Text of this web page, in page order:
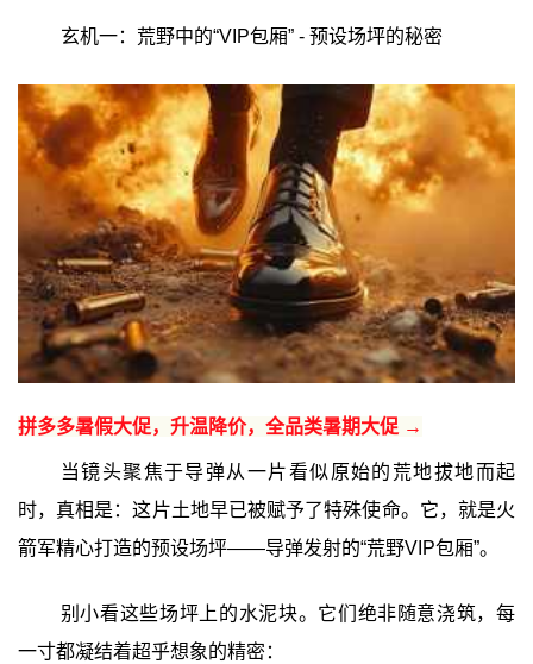
玄机一：荒野中的“VIP包厢” - 预设场坪的秘密
拼多多暑假大促，升温降价，全品类暑期大促 →
当镜头聚焦于导弹从一片看似原始的荒地拔地而起
时，真相是：这片土地早已被赋予了特殊使命。它，就是火
箭军精心打造的预设场坪——导弹发射的“荒野VIP包厢”。
别小看这些场坪上的水泥块。它们绝非随意浇筑，每
一寸都凝结着超乎想象的精密：